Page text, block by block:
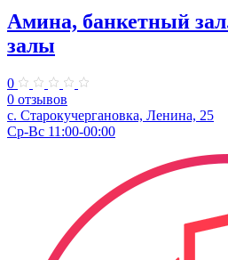
Амина, банкетный
залы
0
0 отзывов
с. Старокучергановка, Ленина, 25
Ср-Вс 11:00-00:00